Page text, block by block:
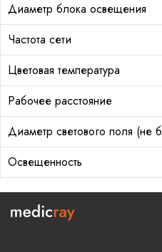
Диаметр блока освещения
Частота сети
Цветовая температура
Рабочее расстояние
Диаметр светового поля (не
Освещенность